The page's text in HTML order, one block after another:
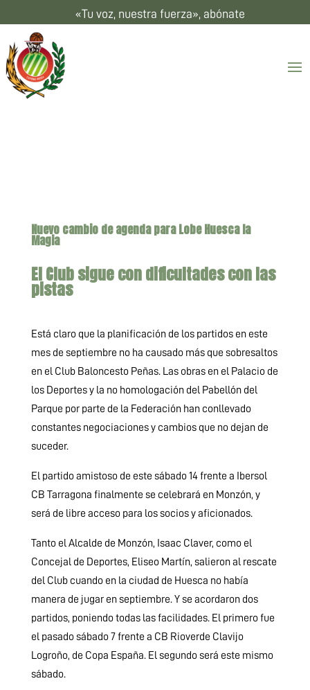
«Tu voz, nuestra fuerza», abónate
Nuevo cambio de agenda para Lobe Huesca la
Magia
El Club sigue con dificultades con las
pistas
Está claro que la planificación de los partidos en este
mes de septiembre no ha causado más que sobresaltos
en el Club Baloncesto Peñas. Las obras en el Palacio de
los Deportes y la no homologación del Pabellón del
Parque por parte de la Federación han conllevado
constantes negociaciones y cambios que no dejan de
suceder.
El partido amistoso de este sábado 14 frente a Ibersol
CB Tarragona finalmente se celebrará en Monzón, y
será de libre acceso para los socios y aficionados.
Tanto el Alcalde de Monzón, Isaac Claver, como el
Concejal de Deportes, Eliseo Martín, salieron al rescate
del Club cuando en la ciudad de Huesca no había
manera de jugar en septiembre. Y se acordaron dos
partidos, poniendo todas las facilidades. El primero fue
el pasado sábado 7 frente a CB Rioverde Clavijo
Logroño, de Copa España. El segundo será este mismo
sábado.